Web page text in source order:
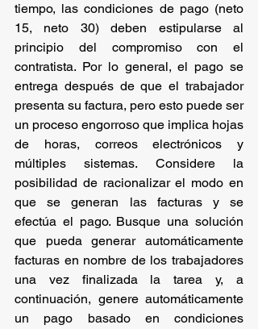
tiempo, las condiciones de pago (neto
15, neto 30) deben estipularse al
principio del compromiso con el
contratista. Por lo general, el pago se
entrega después de que el trabajador
presenta su factura, pero esto puede ser
un proceso engorroso que implica hojas
de horas, correos electrónicos y
múltiples sistemas. Considere la
posibilidad de racionalizar el modo en
que se generan las facturas y se
efectúa el pago. Busque una solución
que pueda generar automáticamente
facturas en nombre de los trabajadores
una vez finalizada la tarea y, a
continuación, genere automáticamente
un pago basado en condiciones